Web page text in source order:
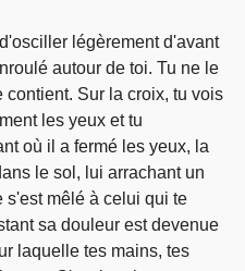
légèrement d'avant
autour de toi. Tu ne le
Sur la croix, tu vois
les yeux et tu
où il a fermé les yeux, la
le sol, lui arrachant un
s'est mêlé à celui qui te
sa douleur est devenue
laquelle tes mains, tes